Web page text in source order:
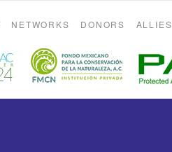
NETWORKS DONORS ALLIES